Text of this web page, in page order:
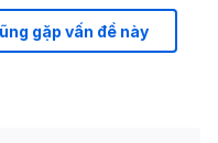
gặp vấn đề này